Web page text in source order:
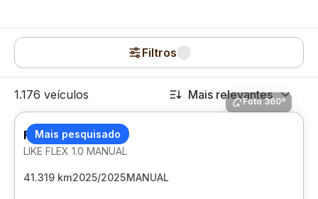
Filtros
1.176 veículos Mais relevantes
Mais pesquisado
Foto 360º
FIAT MOBI
LIKE FLEX 1.0 MANUAL
41.319 km2025/2025MANUAL